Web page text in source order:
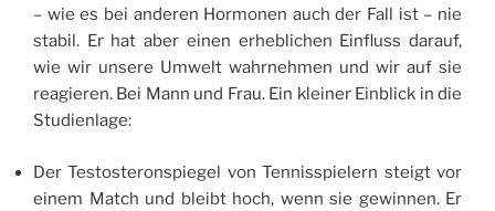
– wie es bei anderen Hormonen auch der Fall ist – nie
stabil. Er hat aber einen erheblichen Einfluss darauf,
wie wir unsere Umwelt wahrnehmen und wir auf sie
reagieren. Bei Mann und Frau. Ein kleiner Einblick in die
Studienlage:
Der Testosteronspiegel von Tennisspielern steigt vor
einem Match und bleibt hoch, wenn sie gewinnen. Er